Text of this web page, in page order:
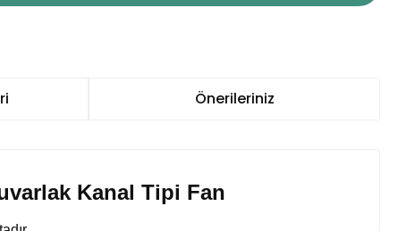
Önerileriniz
Kanal Tipi Fan